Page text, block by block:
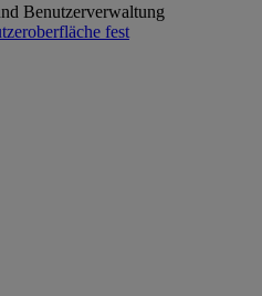
Benutzerverwaltung
fest